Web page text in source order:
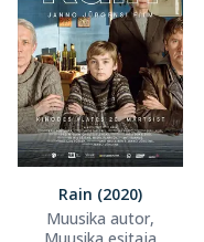
Rain (2020)
Muusika autor,